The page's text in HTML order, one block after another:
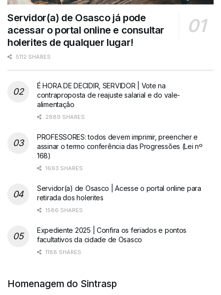
Servidor(a) de Osasco já pode
acessar o portal online e consultar
holerites de qualquer lugar!
5112 SHARES
É HORA DE DECIDIR, SERVIDOR | Vote na
contraproposta de reajuste salarial e do vale-
alimentação
2889 SHARES
PROFESSORES: todos devem imprimir, preencher e
assinar o termo conferência das Progressões (Lei nº
168)
1693 SHARES
Servidor(a) de Osasco | Acesse o portal online para
retirada dos holerites
1586 SHARES
Expediente 2025 | Confira os feriados e pontos
facultativos da cidade de Osasco
1188 SHARES
Homenagem do Sintrasp